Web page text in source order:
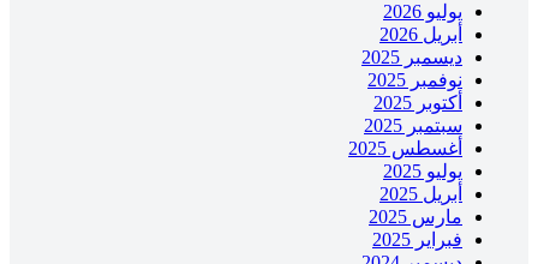
يوليو 2026
أبريل 2026
ديسمبر 2025
نوفمبر 2025
أكتوبر 2025
سبتمبر 2025
أغسطس 2025
يوليو 2025
أبريل 2025
مارس 2025
فبراير 2025